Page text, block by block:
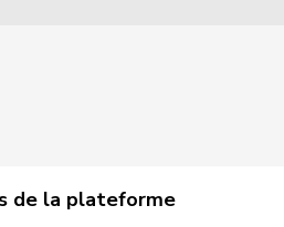
de la plateforme